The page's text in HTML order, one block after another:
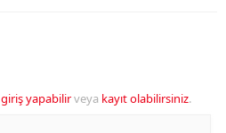
giriş yapabilirveya kayıt olabilirsiniz.